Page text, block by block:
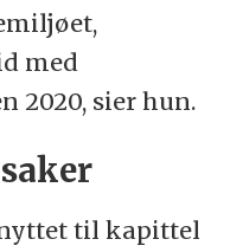
med
2020, sier hun.
til kapittel